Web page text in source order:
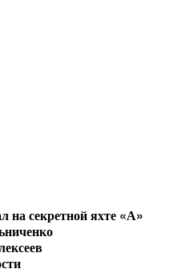
на секретной яхте «А»